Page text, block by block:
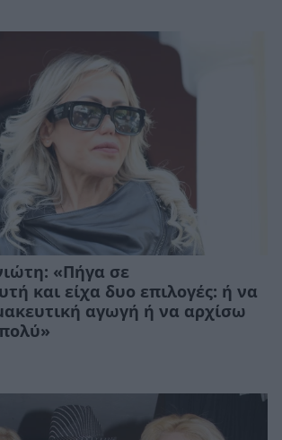
«Πήγα σε
και είχα δυο επιλογές: ή να
αγωγή ή να αρχίσω